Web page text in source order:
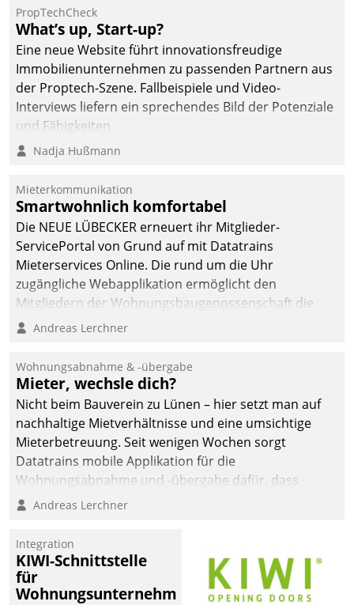
Datatrain ermöglicht
automatisiert ausgelöste,
zielgerichtete
Mieterbefragungen – eine
starke Grundlage für
intelligente,
Entscheidungen.
PropTechCheck
What’s up, Start-up?
Eine neue Website führt innovationsfreudige
Immobilienunternehmen zu passenden Partnern aus
der Proptech-Szene. Fallbeispiele und Video-
Interviews liefern ein sprechendes Bild der Potenziale
und Fähigkeiten.
Nadja Hußmann
Mieterkommunikation
Smartwohnlich komfortabel
Die NEUE LÜBECKER erneuert ihr Mitglieder-
ServicePortal von Grund auf mit Datatrains
Mieterservices Online. Die rund um die Uhr
zugängliche Webapplikation ermöglicht den
Mitgliedern der Wohnungs­bau­genossenschaft die
Kontaktaufnahme per Smartphone, Tablet oder PC.
Andreas Lerchner
Wohnungsabnahme & -übergabe
Mieter, wechsle dich?
Nicht beim Bauverein zu Lünen – hier setzt man auf
nachhaltige Mietverhältnisse und eine umsichtige
Mieterbetreuung. Seit wenigen Wochen sorgt
Datatrains mobile Applikation für die
Wohnungsabnahme und -übergabe dafür, dass
Mieter wohlgeordnet kommen und, so es sein muss,
Andreas Lerchner
Integration
KIWI-Schnittstelle
für
Wohnungsunternehmen